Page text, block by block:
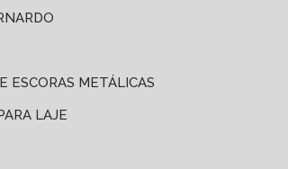
ESCORAS METÁLICAS
LAJE